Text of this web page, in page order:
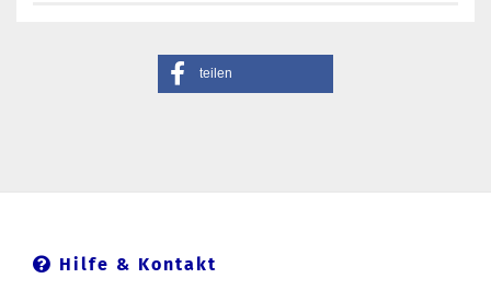
teilen
Hilfe & Kontakt